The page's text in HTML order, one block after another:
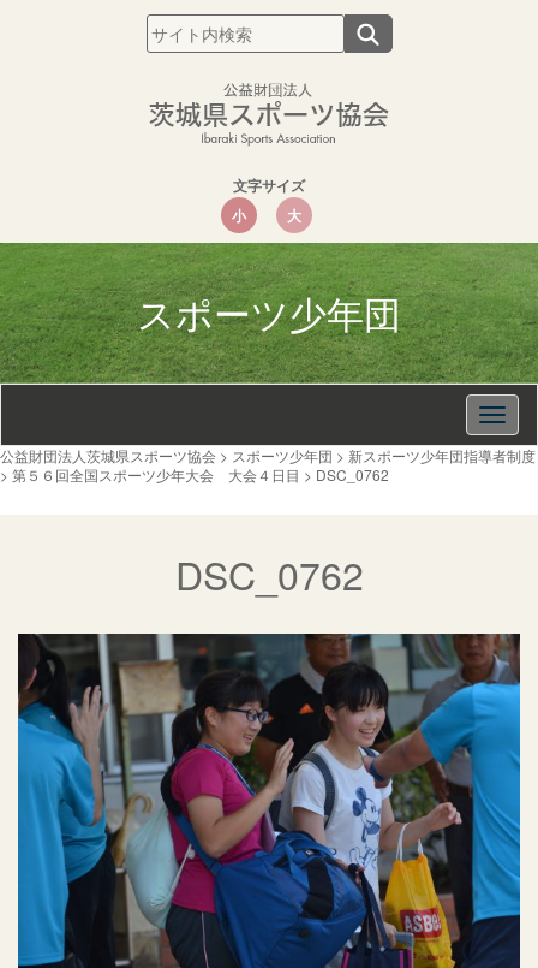
文字サイズ
小
大
スポーツ少年団
公益財団法人茨城県スポーツ協会 > スポーツ少年団 > 新スポーツ少年団指導者制度
> 第５６回全国スポーツ少年大会 大会４日目 > DSC_0762
DSC_0762